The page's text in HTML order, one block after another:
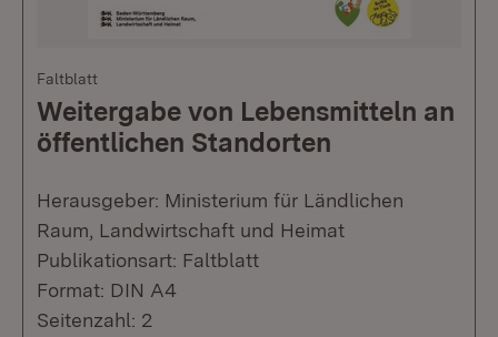
Faltblatt
Weitergabe von Lebensmitteln an
öffentlichen Standorten
Herausgeber: Ministerium für Ländlichen
Raum, Landwirtschaft und Heimat
Publikationsart: Faltblatt
Format: DIN A4
Seitenzahl: 2